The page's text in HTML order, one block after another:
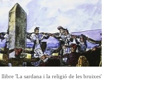
llibre 'La sardana i la religió de les bruixes'